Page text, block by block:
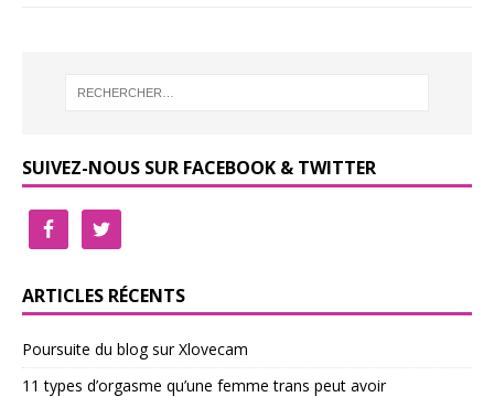
SUIVEZ-NOUS SUR FACEBOOK & TWITTER
ARTICLES RÉCENTS
Poursuite du blog sur Xlovecam
11 types d’orgasme qu’une femme trans peut avoir